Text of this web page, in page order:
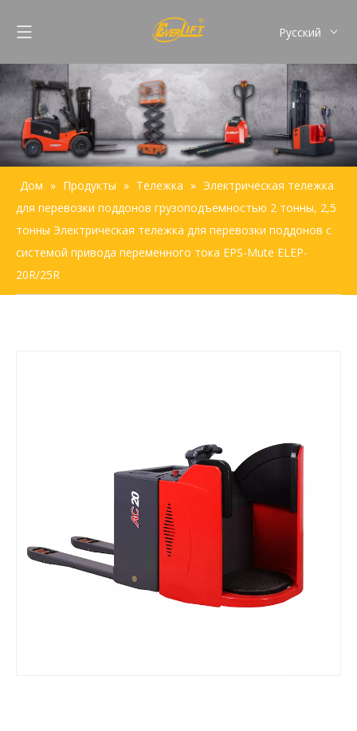
Pусский
Français
Español
Português
Дом » Продукты » Тележка » Электрическая тележка
для перевозки поддонов грузоподъемностью 2 тонны, 2,5
тонны Электрическая тележка для перевозки поддонов с
системой привода переменного тока EPS-Mute ELEP-
20R/25R